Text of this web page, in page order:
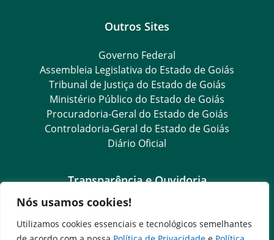
Nós usamos cookies!
Utilizamos cookies essenciais e tecnológicos semelhantes
Outros Sites
Governo Federal
Assembleia Legislativa do Estado de Goiás
Tribunal de Justiça do Estado de Goiás
Ministério Público do Estado de Goiás
Procuradoria-Geral do Estado de Goiás
Controladoria-Geral do Estado de Goiás
Diário Oficial
Transparência e Ouvidoria
LGPD
Goiás Transparência